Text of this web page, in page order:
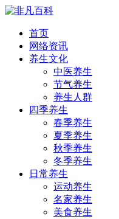
首页
网络资讯
养生文化
中医养生
节气养生
养生人群
四季养生
春季养生
夏季养生
秋季养生
冬季养生
日常养生
运动养生
名家养生
美食养生